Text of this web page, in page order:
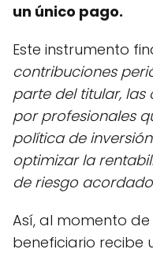
un único pago.
Este instrumento
contribuciones
parte del titular, las
por profesionales
política de
optimizar la
de riesgo
Así, al momento
beneficiario recibe